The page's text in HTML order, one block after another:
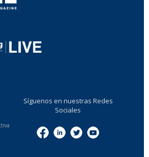
Síguenos en nuestras Redes
Sociales